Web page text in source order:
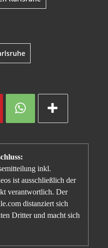
inkl.
ist ausschließlich der
verantwortlich. Der
distanziert sich
Dritter und macht sich